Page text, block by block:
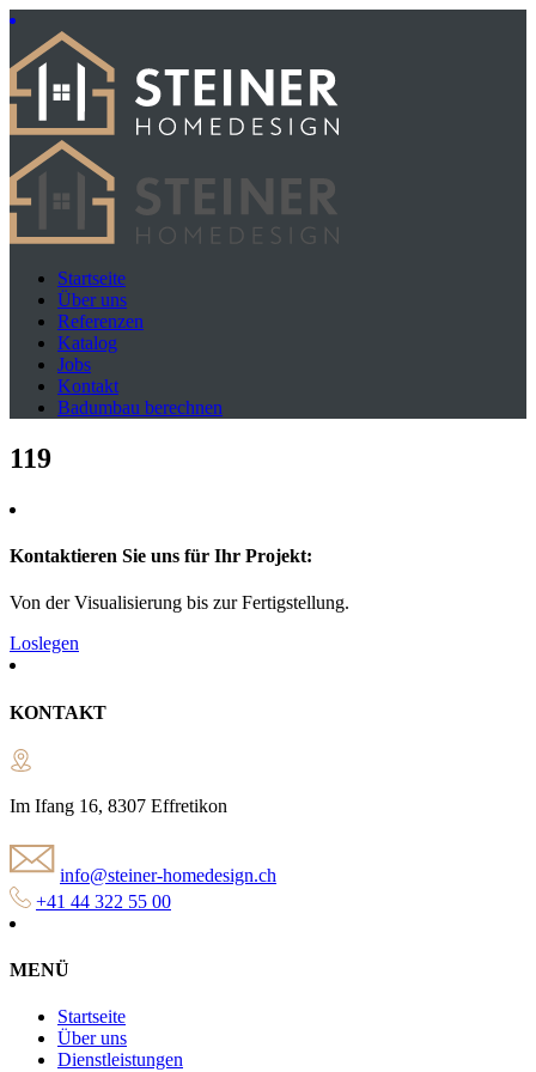
Startseite
Über uns
Referenzen
Katalog
Jobs
Kontakt
Badumbau berechnen
119
Kontaktieren Sie uns für Ihr Projekt:
Von der Visualisierung bis zur Fertigstellung.
Loslegen
KONTAKT
Im Ifang 16, 8307 Effretikon
info@steiner-homedesign.ch
+41 44 322 55 00
MENÜ
Startseite
Über uns
Dienstleistungen